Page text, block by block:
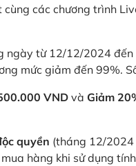
các chương trình
ngày từ 12/12/2024
mức giảm đến 99%.
VND và Giảm
quyền (tháng 12/
hàng khi sử dụng